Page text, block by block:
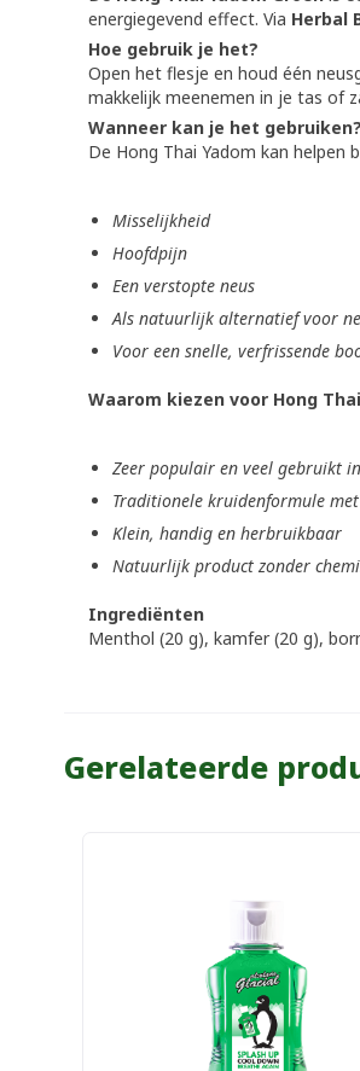
energiegevend effect. Via Herbal
Hoe gebruik je het?
Open het flesje en houd één
makkelijk meenemen in je tas of
Wanneer kan je het gebruiken?
De Hong Thai Yadom kan helpen
Misselijkheid
Hoofdpijn
Een verstopte neus
Als natuurlijk alternatief voor
Voor een snelle, verfrissende
Waarom kiezen voor Hong
Zeer populair en veel gebruikt
Traditionele kruidenformule
Klein, handig en herbruikbaar
Natuurlijk product zonder
Ingrediënten
Menthol (20 g), kamfer (20 g),
Gerelateerde